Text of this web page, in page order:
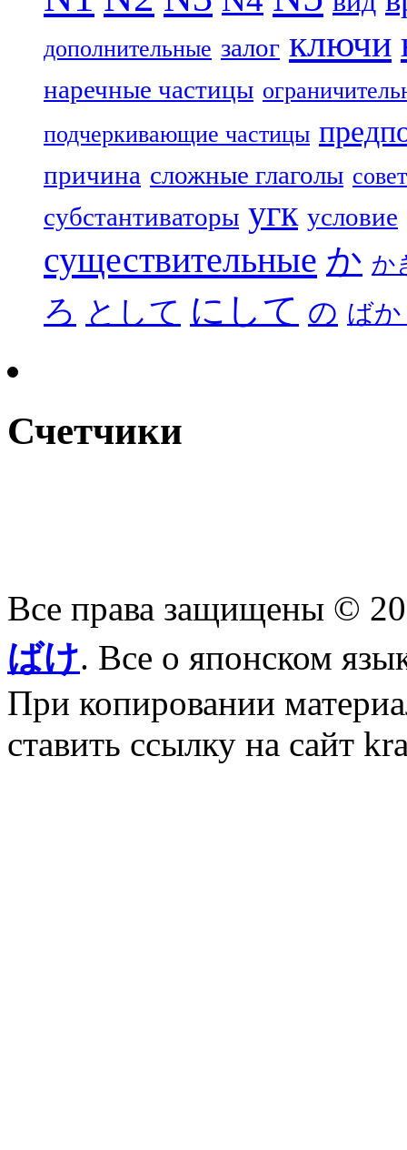
дополнительные залог ключи
наречные частицы
подчеркивающие частицы
причина сложные глаголы совет
субстантиваторы угк условие
существительные か か
ろ として にして の ば
Счетчики
Все права защищены ©
ばけ. Все о японском
При копировании
ставить ссылку на сайт